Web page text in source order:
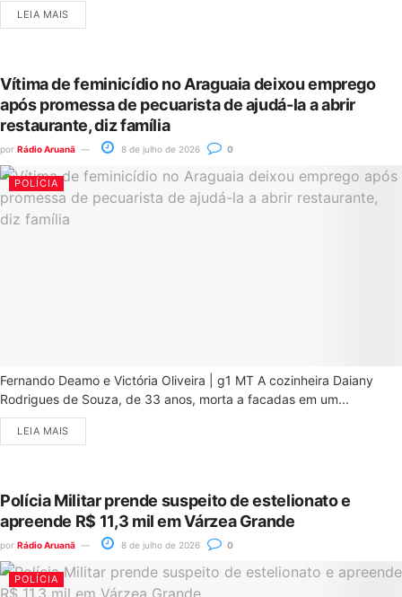
LEIA MAIS
Vítima de feminicídio no Araguaia deixou emprego
após promessa de pecuarista de ajudá-la a abrir
restaurante, diz família
por Rádio Aruanã 8 de julho de 2026 0
POLÍCIA
Fernando Deamo e Victória Oliveira | g1 MT A cozinheira Daiany
Rodrigues de Souza, de 33 anos, morta a facadas em um...
LEIA MAIS
Polícia Militar prende suspeito de estelionato e
apreende R$ 11,3 mil em Várzea Grande
por Rádio Aruanã 8 de julho de 2026 0
POLÍCIA